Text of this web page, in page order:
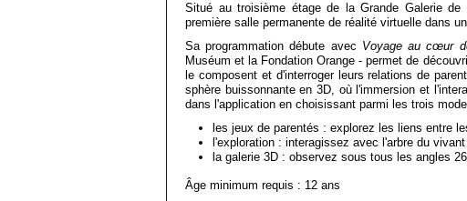
Situé au troisième étage de la Grande Galerie
première salle permanente de réalité virtuelle dans
Sa programmation débute avec Voyage au cœur
Muséum et la Fondation Orange - permet de
le composent et d'interroger leurs relations de
sphère buissonnante en 3D, où l'immersion et
dans l'application en choisissant parmi les trois
les jeux de parentés : explorez les liens entre
l'exploration : interagissez avec l'arbre du
la galerie 3D : observez sous tous les angles
Âge minimum requis : 12 ans